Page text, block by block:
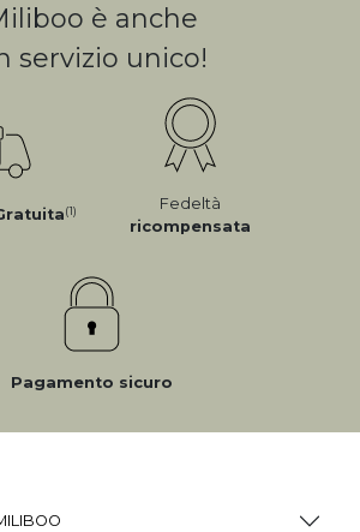
è anche
servizio unico!
(1)
Fedeltà
ricompensata
Pagamento sicuro